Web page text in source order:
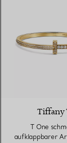
Tiffany
T One
aufklappbarer